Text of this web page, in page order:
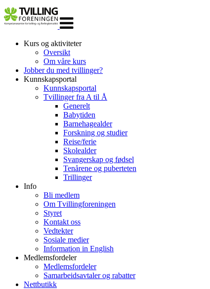
navigasjon
Kurs og aktiviteter
Oversikt
Om våre kurs
Jobber du med tvillinger?
Kunnskapsportal
Kunnskapsportal
Tvillinger fra A til Å
Generelt
Babytiden
Barnehagealder
Forskning og studier
Reise/ferie
Skolealder
Svangerskap og fødsel
Tenårene og puberteten
Trillinger
Info
Bli medlem
Om Tvillingforeningen
Styret
Kontakt oss
Vedtekter
Sosiale medier
Information in English
Medlemsfordeler
Medlemsfordeler
Samarbeidsavtaler og rabatter
Nettbutikk